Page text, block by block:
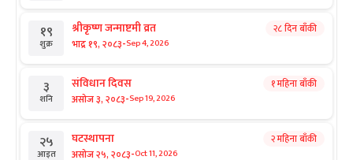
१९
शुक्र
श्रीकृष्ण जन्माष्टमी व्रत
भाद्र १९, २०८३-Sep 4, 2026
२८ दिन बाँकी
३
शनि
संविधान दिवस
असोज ३, २०८३-Sep 19, 2026
१ महिना बाँकी
२५
आइत
घटस्थापना
असोज २५, २०८३-Oct 11, 2026
२ महिना बाँकी